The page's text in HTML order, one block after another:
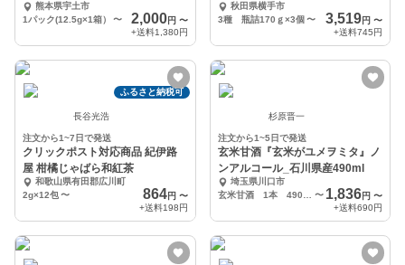
熊本県宇土市
1パック(12.5g×1箱）
〜 2,000円 〜
+送料1,380円
秋田県横手市
3種 瓶詰170ｇ×3個 〜 3,519円 〜
+送料745円
ふるさと納税可
長谷光浩
注文から1~7日で発送
クリックポスト対応商品 紀伊路
屋 柑橘じゃばら和紅茶
和歌山県有田郡広川町
2g×12包〜 864円 〜
+送料198円
杉原晋一
注文から1~5日で発送
玄米甘酒『玄米がユメヲミタ』ノ
ンアルコール_石川県産490ml
埼玉県川口市
〜 1,836円 〜
+送料690円